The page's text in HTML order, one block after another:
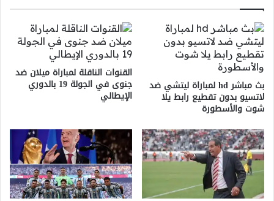
بث مباشر hd لمباراة ليتشي ضد
لاتسيو بدون تقطيع رابط يلا
شوت والأسطورة
القنوات الناقلة لمباراة ميلان ضد
جنوى في الجولة 19 بالدوري
الإيطالي